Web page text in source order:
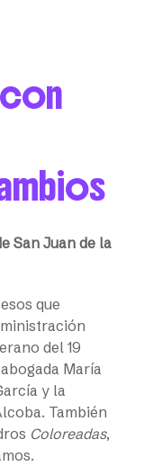
San Juan de la
que
del 19
María
y la
También
Coloreadas,